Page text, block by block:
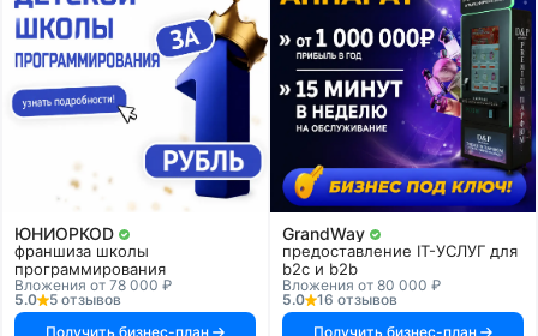
ЮНИОРКОD
франшиза школы
программирования
Вложения от 78 000 ₽
5.0
5 отзывов
Получить бизнес-план
GrandWay
предоставление IT-УСЛУГ для
b2c и b2b
Вложения от 80 000 ₽
5.0
16 отзывов
Получить бизнес-план